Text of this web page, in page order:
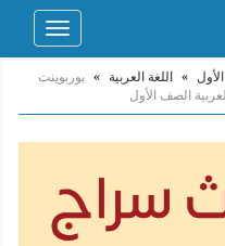
Toggle
» اللغة العربية » بوربوينت
الصف الأول